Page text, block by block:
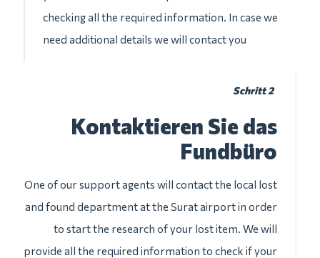
checking all the required information. In case we
need additional details we will contact you
Schritt 2
Kontaktieren Sie das
Fundbüro
One of our support agents will contact the local lost
and found department at the Surat airport in order
to start the research of your lost item. We will
provide all the required information to check if your